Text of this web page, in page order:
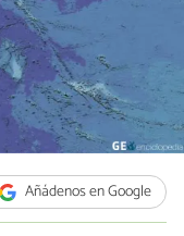
Añádenos en Google